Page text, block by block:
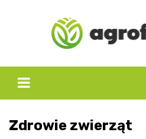
Zdrowie zwierząt